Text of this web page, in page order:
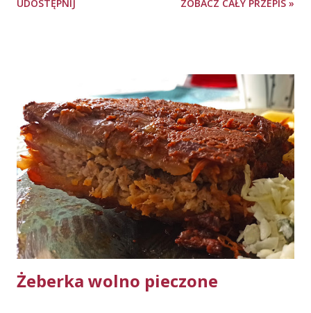
180 stopni Celsjusza, góra-dół. Spodu NIE podpiekamy
objętość 250ml. Składniki: ciasto: 125g masła 0,5 szkl. cukru
1 jajko 175g mąki pszennej (typ dowolny, użyłam 405) 25g
skrobi ziemniaczanej 0,5 łyżki proszku do pieczenia 1 łyżka
cukru waniliowego kruszonka: 50g masła 0,5 szkl. cukru
0,33 szkl. mąki pszennej (typ dowolny, użyłam 405) ok. 500g
owoców (użyłam moreli i czereśni) łyżka cukru pudru
Wykonanie: Wszystkie składniki ciasta umieszczamy w
misce i zagniatamy na gładką masę - powinno dać się
uformować w kulkę i nie przy...
UDOSTĘPNIJ ZOBACZ CAŁY PRZEPIS »
Żeberka wolno pieczone